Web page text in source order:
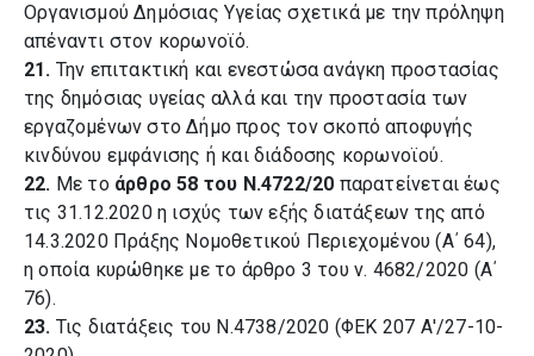
Οργανισμού Δημόσιας Υγείας σχετικά με την πρόληψη
απέναντι στον κορωνοϊό.
21. Την επιτακτική και ενεστώσα ανάγκη προστασίας
της δημόσιας υγείας αλλά και την προστασία των
εργαζομένων στο Δήμο προς τον σκοπό αποφυγής
κινδύνου εμφάνισης ή και διάδοσης κορωνοϊού.
22. Με το άρθρο 58 του Ν.4722/20 παρατείνεται έως
τις 31.12.2020 η ισχύς των εξής διατάξεων της από
14.3.2020 Πράξης Νομοθετικού Περιεχομένου (Α΄ 64),
η οποία κυρώθηκε με το άρθρο 3 του ν. 4682/2020 (Α΄
76).
23. Τις διατάξεις του Ν.4738/2020 (ΦΕΚ 207 Α'/27-10-